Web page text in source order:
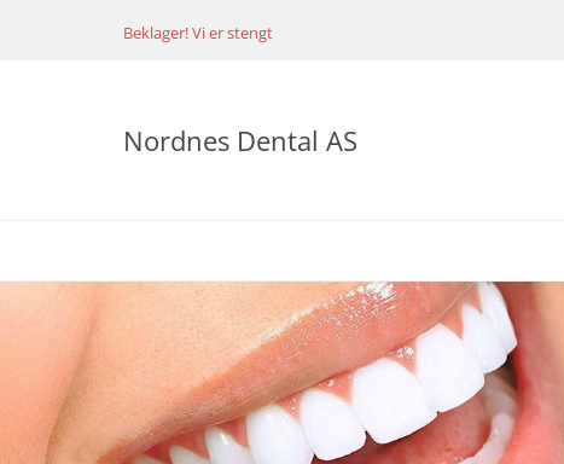
Beklager! Vi er stengt
Nordnes Dental AS